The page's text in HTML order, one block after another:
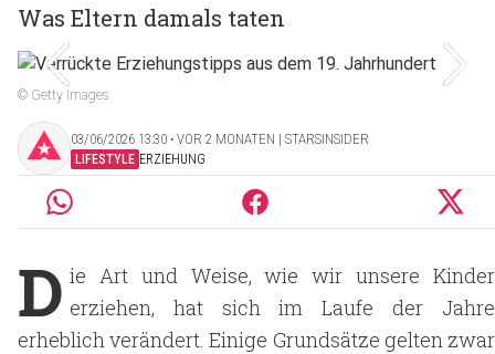
Was Eltern damals taten
© Getty Images
03/06/2026 13:30 ‧ VOR 2 MONATEN | STARSINSIDER
LIFESTYLE ERZIEHUNG
D ie Art und Weise, wie wir unsere Kinder
erziehen, hat sich im Laufe der Jahre
erheblich verändert. Einige Grundsätze gelten zwar